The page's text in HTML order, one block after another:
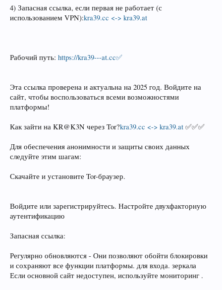
4) Запасная ссылка, если первая не работает (с
использованием VPN):kra39.cc <-> kra39.at
Рабочий путь: https://kra39---at.cc✅
Эта ссылка проверена и актуальна на 2025 год. Войдите на
сайт, чтобы воспользоваться всеми возможностями
платформы!
Как зайти на KR@K3N через Tor?kra39.cc <-> kra39.at ✅✅✅
Для обеспечения анонимности и защиты своих данных
следуйте этим шагам:
Скачайте и установите Tor-браузер.
Войдите или зарегистрируйтесь. Настройте двухфакторную
аутентификацию
Запасная ссылка:
Регулярно обновляются - Они позволяют обойти блокировки
и сохраняют все функции платформы. для входа. зеркала
Если основной сайт недоступен, используйте мониторинг .